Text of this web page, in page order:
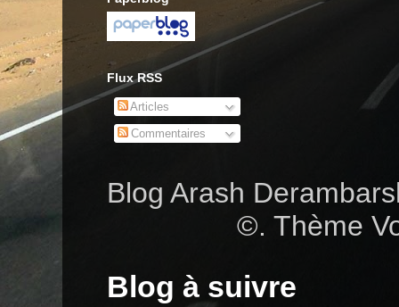
Flux RSS
Articles
Commentaires
Blog Arash
©. Thème
Blog à suivre